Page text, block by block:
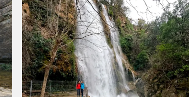
Molí
dels
Murris:
Les
piscines
turqueses
de
la
Garrotxa